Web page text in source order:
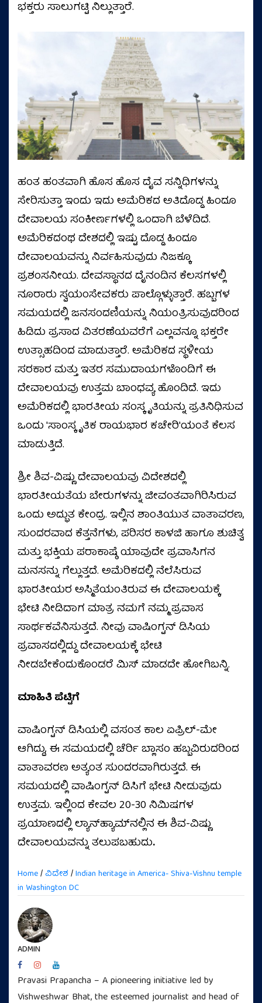
ಭಕ್ತರು ಸಾಲುಗಟ್ಟಿ ನಿಲ್ಲುತ್ತಾರೆ.
ಹಂತ ಹಂತವಾಗಿ ಹೊಸ ಹೊಸ ದೈವ ಸನ್ನಿಧಿಗಳನ್ನು
ಸೇರಿಸುತ್ತಾ ಇಂದು ಇದು ಅಮೆರಿಕದ ಅತಿದೊಡ್ಡ ಹಿಂದೂ
ದೇವಾಲಯ ಸಂಕೀರ್ಣಗಳಲ್ಲಿ ಒಂದಾಗಿ ಬೆಳೆದಿದೆ.
ಅಮೆರಿಕದಂಥ ದೇಶದಲ್ಲಿ ಇಷ್ಟು ದೊಡ್ಡ ಹಿಂದೂ
ದೇವಾಲಯವನ್ನು ನಿರ್ವಹಿಸುವುದು ನಿಜಕ್ಕೂ
ಪ್ರಶಂಸನೀಯ. ದೇವಸ್ಥಾನದ ದೈನಂದಿನ ಕೆಲಸಗಳಲ್ಲಿ
ನೂರಾರು ಸ್ವಯಂಸೇವಕರು ಪಾಲ್ಗೊಳ್ಳುತ್ತಾರೆ. ಹಬ್ಬಗಳ
ಸಮಯದಲ್ಲಿ ಜನಸಂದಣಿಯನ್ನು ನಿಯಂತ್ರಿಸುವುದರಿಂದ
ಹಿಡಿದು ಪ್ರಸಾದ ವಿತರಣೆಯವರೆಗೆ ಎಲ್ಲವನ್ನೂ ಭಕ್ತರೇ
ಉತ್ಸಾಹದಿಂದ ಮಾಡುತ್ತಾರೆ. ಅಮೆರಿಕದ ಸ್ಥಳೀಯ
ಸರಕಾರ ಮತ್ತು ಇತರ ಸಮುದಾಯಗಳೊಂದಿಗೆ ಈ
ದೇವಾಲಯವು ಉತ್ತಮ ಬಾಂಧವ್ಯ ಹೊಂದಿದೆ. ಇದು
ಅಮೆರಿಕದಲ್ಲಿ ಭಾರತೀಯ ಸಂಸ್ಕೃತಿಯನ್ನು ಪ್ರತಿನಿಧಿಸುವ
ಒಂದು 'ಸಾಂಸ್ಕೃತಿಕ ರಾಯಭಾರ ಕಚೇರಿ'ಯಂತೆ ಕೆಲಸ
ಮಾಡುತ್ತಿದೆ.
ಶ್ರೀ ಶಿವ-ವಿಷ್ಣು ದೇವಾಲಯವು ವಿದೇಶದಲ್ಲಿ
ಭಾರತೀಯತೆಯ ಬೇರುಗಳನ್ನು ಜೀವಂತವಾಗಿರಿಸಿರುವ
ಒಂದು ಅದ್ಭುತ ಕೇಂದ್ರ. ಇಲ್ಲಿನ ಶಾಂತಿಯುತ ವಾತಾವರಣ,
ಸುಂದರವಾದ ಕೆತ್ತನೆಗಳು, ಪರಿಸರ ಕಾಳಜಿ ಹಾಗೂ ಶುಚಿತ್ವ
ಮತ್ತು ಭಕ್ತಿಯ ಪರಾಕಾಷ್ಠೆ ಯಾವುದೇ ಪ್ರವಾಸಿಗನ
ಮನಸನ್ನು ಗೆಲ್ಲುತ್ತದೆ. ಅಮೆರಿಕದಲ್ಲಿ ನೆಲೆಸಿರುವ
ಭಾರತೀಯರ ಅಸ್ಮಿತೆಯಂತಿರುವ ಈ ದೇವಾಲಯಕ್ಕೆ
ಭೇಟಿ ನೀಡಿದಾಗ ಮಾತ್ರ ನಮಗೆ ನಮ್ಮ ಪ್ರವಾಸ
ಸಾರ್ಥಕವೆನಿಸುತ್ತದೆ. ನೀವು ವಾಷಿಂಗ್ಟನ್ ಡಿಸಿಯ
ಪ್ರವಾಸದಲ್ಲಿದ್ದು ದೇವಾಲಯಕ್ಕೆ ಭೇಟಿ
ನೀಡಬೇಕೆಂದುಕೊಂಡರೆ ಮಿಸ್ ಮಾಡದೇ ಹೋಗಿಬನ್ನಿ.
ಮಾಹಿತಿ ಪೆಟ್ಟಿಗೆ
ವಾಷಿಂಗ್ಟನ್ ಡಿಸಿಯಲ್ಲಿ ವಸಂತ ಕಾಲ ಏಪ್ರಿಲ್-ಮೇ
ಆಗಿದ್ದು, ಈ ಸಮಯದಲ್ಲಿ ಚೆರ್ರಿ ಬ್ಲಾಸಂ ಹಬ್ಬವಿರುದರಿಂದ
ವಾತಾವರಣ ಅತ್ಯಂತ ಸುಂದರವಾಗಿರುತ್ತದೆ. ಈ
ಸಮಯದಲ್ಲಿ ವಾಷಿಂಗ್ಟನ್ ಡಿಸಿಗೆ ಭೇಟಿ ನೀಡುವುದು
ಉತ್ತಮ. ಇಲ್ಲಿಂದ ಕೇವಲ 20-30 ನಿಮಿಷಗಳ
ಪ್ರಯಾಣದಲ್ಲಿ ಲ್ಯಾನ್‌ಹ್ಯಾಮ್‌ನಲ್ಲಿನ ಈ ಶಿವ-ವಿಷ್ಣು
ದೇವಾಲಯವನ್ನು ತಲುಪಬಹುದು.
Home/ ವಿದೇಶ /Indian heritage in America- Shiva-Vishnu temple
in Washington DC
ADMIN
Pravasi Prapancha – A pioneering initiative led by
Vishweshwar Bhat, the esteemed journalist and head of